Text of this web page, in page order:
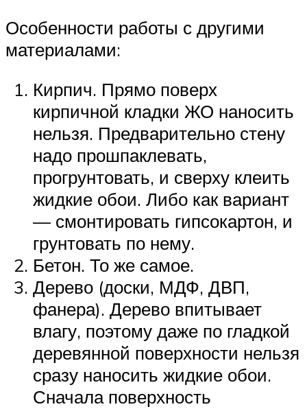
Особенности работы с другими
материалами:
Кирпич. Прямо поверх
кирпичной кладки ЖО наносить
нельзя. Предварительно стену
надо прошпаклевать,
прогрунтовать, и сверху клеить
жидкие обои. Либо как вариант
— смонтировать гипсокартон, и
грунтовать по нему.
Бетон. То же самое.
Дерево (доски, МДФ, ДВП,
фанера). Дерево впитывает
влагу, поэтому даже по гладкой
деревянной поверхности нельзя
сразу наносить жидкие обои.
Сначала поверхность